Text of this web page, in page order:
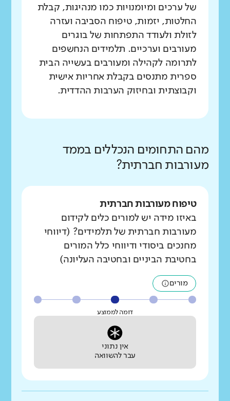
של ערכים ומיומנויות כמו מנהיגות, קבלת
החלטות, יזמות, טיפוח הסביבה ועזרה
לזולת ולעודד התפתחות של בוגרים
מעורבים וערכיים. תלמידים הנחשפים
לתרומה לקהילה ומעורבים בעשייה הבית
ספרית מתנסים בקבלת אחריות אישית
וקבוצתית ובחיזוק הערבות ההדדית.
מהם התחומים הנכללים בממד
מעורבות חברתית?
טיפוח מעורבות חברתית
באיזו מידה יש למורים כלים לקידום
מעורבות חברתית של תלמידים? (דיווחי
מחנכים ביסודי ודיווחי כלל המורים
בחטיבת הביניים ובחטיבה העליונה)
מורים
דומה לממוצע
אין נתוני
עבר להשוואה